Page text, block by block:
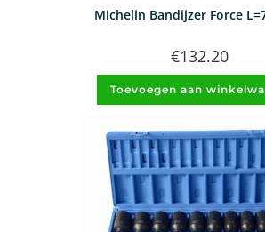
Michelin Bandijzer Force
€132.20
Toevoegen aan